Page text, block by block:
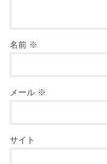
名前 ※
メール ※
サイト